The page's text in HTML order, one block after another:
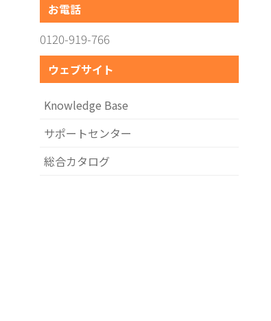
お電話
0120-919-766
ウェブサイト
Knowledge Base
サポートセンター
総合カタログ